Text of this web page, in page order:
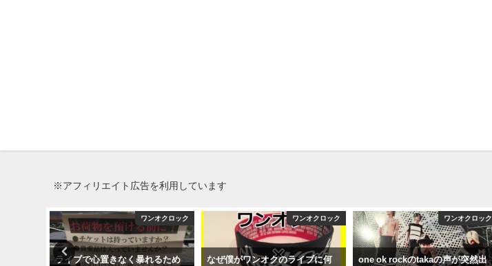
※アフィリエイト広告を利用しています
ワンオクロック
ライブで心置きなく暴れるため
ワンオクロック
なぜ僕がワンオクのライブに何
ワンオクロック
one ok rockのtakaの声が突然出